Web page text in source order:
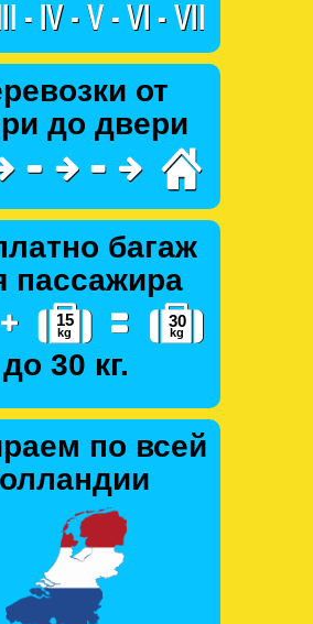
от
до двери
багаж
пассажира
до 30 кг.
по всей